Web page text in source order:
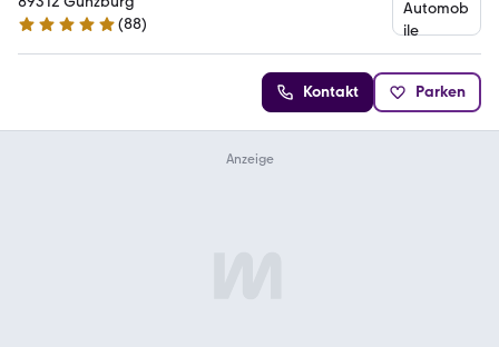
4.9 Sterne
(88)
Kontakt Parken